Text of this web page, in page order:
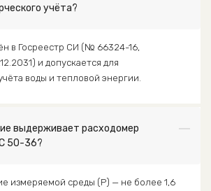
учёта?
в Госреестр СИ (№ 66324-16,
и допускается для
воды и тепловой энергии.
выдерживает расходомер
50-36?
измеряемой среды (P) — не более 1,6